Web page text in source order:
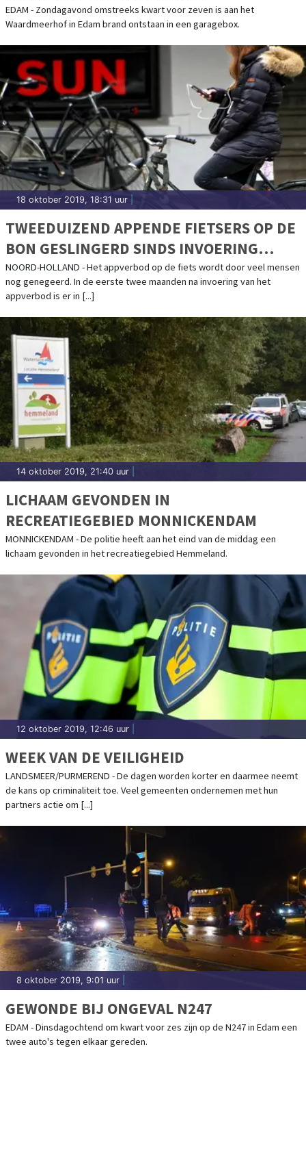
EDAM - Zondagavond omstreeks kwart voor zeven is aan het
Waardmeerhof in Edam brand ontstaan in een garagebox.
18 oktober 2019, 18:31 uur
TWEEDUIZEND APPENDE FIETSERS OP DE
BON GESLINGERD SINDS INVOERING
VERBOD
NOORD-HOLLAND - Het appverbod op de fiets wordt door veel mensen
nog genegeerd. In de eerste twee maanden na invoering van het
appverbod is er in [...]
14 oktober 2019, 21:40 uur
LICHAAM GEVONDEN IN
RECREATIEGEBIED MONNICKENDAM
MONNICKENDAM - De politie heeft aan het eind van de middag een
lichaam gevonden in het recreatiegebied Hemmeland.
12 oktober 2019, 12:46 uur
WEEK VAN DE VEILIGHEID
LANDSMEER/PURMEREND - De dagen worden korter en daarmee neemt
de kans op criminaliteit toe. Veel gemeenten ondernemen met hun
partners actie om [...]
8 oktober 2019, 9:01 uur
GEWONDE BIJ ONGEVAL N247
EDAM - Dinsdagochtend om kwart voor zes zijn op de N247 in Edam een
twee auto's tegen elkaar gereden.